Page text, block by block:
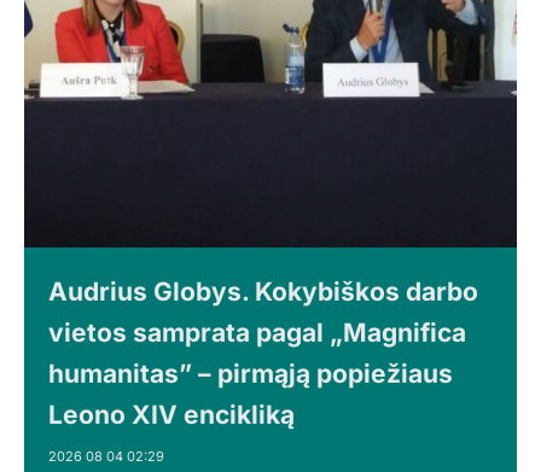
Audrius Globys. Kokybiškos darbo
vietos samprata pagal „Magnifica
humanitas” – pirmąją popiežiaus
Leono XIV encikliką
2026 08 04 02:29